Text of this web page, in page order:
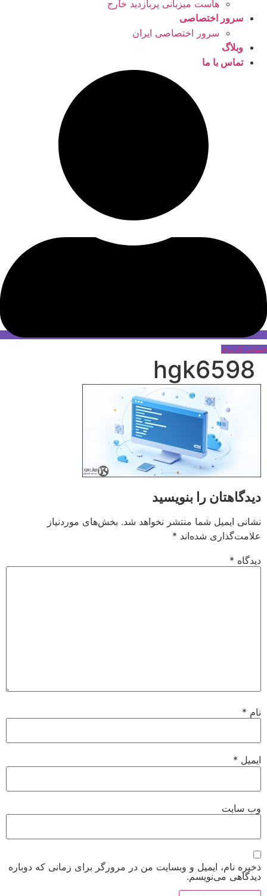
هاست میزبانی پربازدید خارج
سرور اختصاصی
سرور اختصاصی ایران
وبلاگ
تماس با ما
حساب کاربری
hgk6598
دیدگاهتان را بنویسید
نشانی ایمیل شما منتشر نخواهد شد. بخش‌های موردنیاز
علامت‌گذاری شده‌اند *
دیدگاه *
نام *
ایمیل *
وب‌ سایت
ذخیره نام، ایمیل و وبسایت من در مرورگر برای زمانی که دوباره
دیدگاهی می‌نویسم.